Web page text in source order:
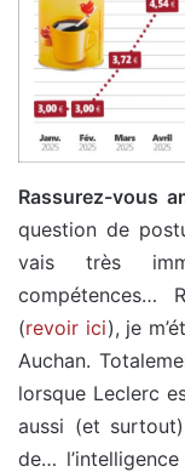
Rassurez-vous
question de
vais très
compétences…
(revoir ici), je
Auchan.
lorsque Leclerc
aussi (et
de…